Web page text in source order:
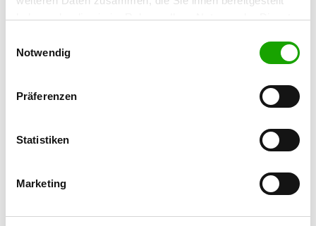
haben oder die sie im Rahmen Ihrer Nutzung der Dienste
Cookies, wenn Sie unsere Webseite weiterhin nutzen.
Notwendig
Präferenzen
Statistiken
Marketing
63075 Offenbach Waldheim
0176 22020852
t.fichtl@fichtl-haustechnik.de
Homepage:
Offer: